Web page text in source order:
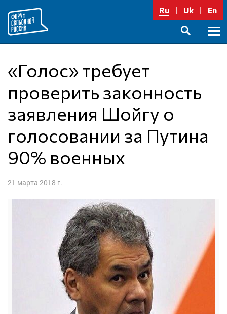
содержимому
Ru Uk En
«Голос» требует
проверить законность
заявления Шойгу о
голосовании за Путина
90% военных
21 марта 2018 г.